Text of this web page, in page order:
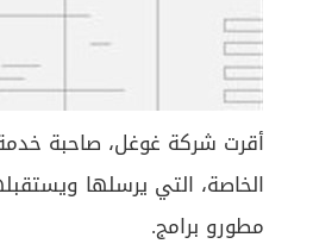
أقرت شركة غوغل، صاحبة خدمة
الخاصة، التي يرسلها
مطورو برامج.